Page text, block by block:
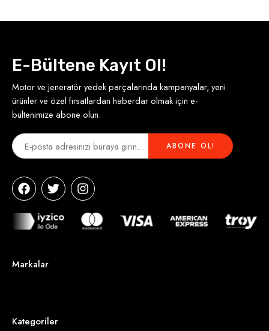
E-Bültene Kayıt Ol!
Motor ve jeneratör yedek parçalarında kampanyalar, yeni
ürünler ve özel fırsatlardan haberdar olmak için e-
bültenimize abone olun.
Markalar
Kategoriler